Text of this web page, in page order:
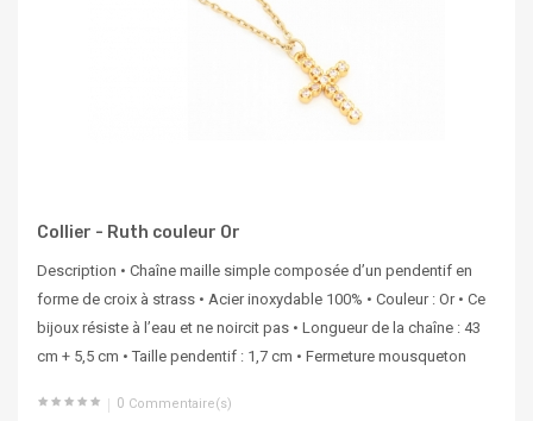
Collier - Ruth couleur Or
Description • Chaîne maille simple composée d’un pendentif en
forme de croix à strass • Acier inoxydable 100% • Couleur : Or • Ce
bijoux résiste à l’eau et ne noircit pas • Longueur de la chaîne : 43
cm + 5,5 cm • Taille pendentif : 1,7 cm • Fermeture mousqueton
0 Commentaire(s)